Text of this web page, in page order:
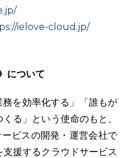
ielove-cloud.jp/
について
務を効率化する」「誰もが
る」という使命のもと、
ビスの開発・運営会社で
援するクラウドサービス